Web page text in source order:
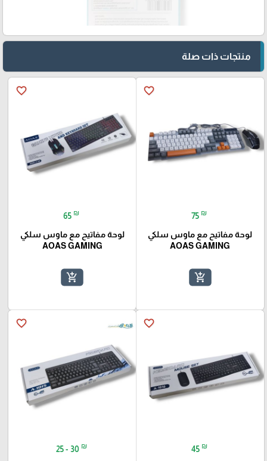
منتجات ذات صلة
favorite_border
75 ₪
لوحة مفاتيح مع ماوس سلكي
AOAS GAMING
add_shopping_cart
favorite_border
65 ₪
لوحة مفاتيح مع ماوس سلكي
AOAS GAMING
add_shopping_cart
favorite_border
45 ₪
favorite_border
25 - 30 ₪